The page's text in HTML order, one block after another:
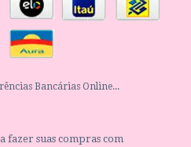
Bancárias Online...
fazer suas compras com